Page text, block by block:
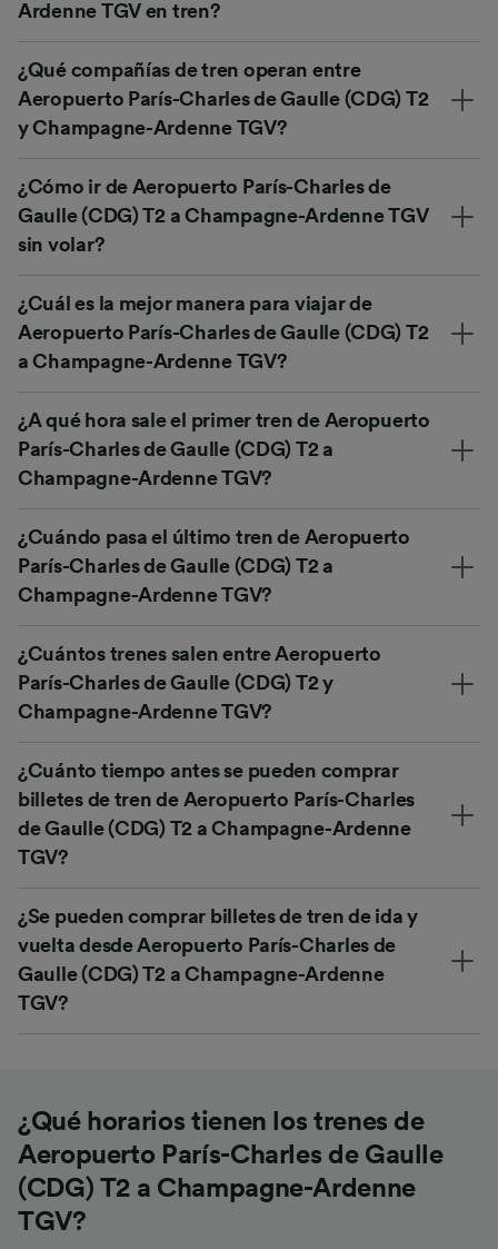
Ardenne TGV en tren?
¿Qué compañías de tren operan entre
Aeropuerto París-Charles de Gaulle (CDG) T2
y Champagne-Ardenne TGV?
¿Cómo ir de Aeropuerto París-Charles de
Gaulle (CDG) T2 a Champagne-Ardenne TGV
sin volar?
¿Cuál es la mejor manera para viajar de
Aeropuerto París-Charles de Gaulle (CDG) T2
a Champagne-Ardenne TGV?
¿A qué hora sale el primer tren de Aeropuerto
París-Charles de Gaulle (CDG) T2 a
Champagne-Ardenne TGV?
¿Cuándo pasa el último tren de Aeropuerto
París-Charles de Gaulle (CDG) T2 a
Champagne-Ardenne TGV?
¿Cuántos trenes salen entre Aeropuerto
París-Charles de Gaulle (CDG) T2 y
Champagne-Ardenne TGV?
¿Cuánto tiempo antes se pueden comprar
billetes de tren de Aeropuerto París-Charles
de Gaulle (CDG) T2 a Champagne-Ardenne
TGV?
¿Se pueden comprar billetes de tren de ida y
vuelta desde Aeropuerto París-Charles de
Gaulle (CDG) T2 a Champagne-Ardenne
TGV?
¿Qué horarios tienen los trenes de
Aeropuerto París-Charles de Gaulle
(CDG) T2 a Champagne-Ardenne
TGV?